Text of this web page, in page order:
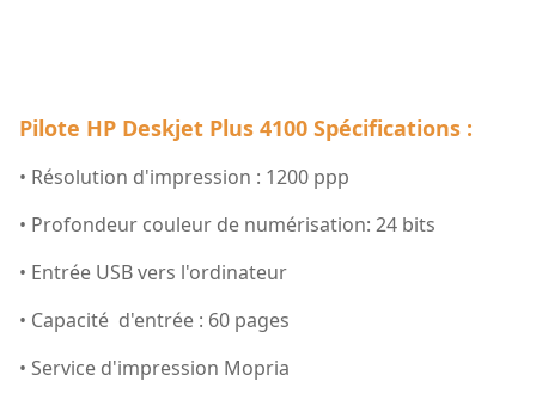
Pilote HP Deskjet Plus 4100 Spécifications :
• Résolution d'impression : 1200 ppp
• Profondeur couleur de numérisation: 24 bits
• Entrée USB vers l'ordinateur
• Capacité d'entrée : 60 pages
• Service d'impression Mopria